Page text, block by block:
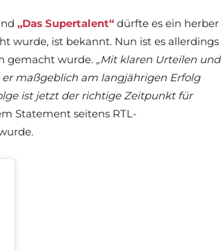
„Das Supertalent“ dürfte es ein herber
wurde, ist bekannt. Nun ist es allerdings
gemacht wurde. „Mit klaren Urteilen und
maßgeblich am langjährigen Erfolg
ist jetzt der richtige Zeitpunkt für
Statement seitens RTL-